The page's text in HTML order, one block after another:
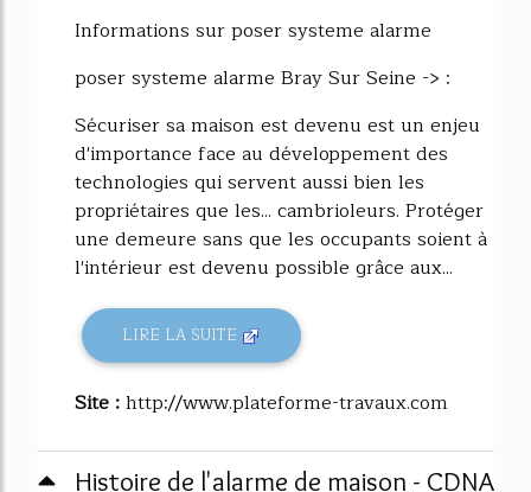
Informations sur poser systeme alarme
poser systeme alarme Bray Sur Seine -> :
Sécuriser sa maison est devenu est un enjeu
d'importance face au développement des
technologies qui servent aussi bien les
propriétaires que les... cambrioleurs. Protéger
une demeure sans que les occupants soient à
l'intérieur est devenu possible grâce aux...
LIRE LA SUITE
Site :http://www.plateforme-travaux.com
Histoire de l'alarme de maison - CDNA